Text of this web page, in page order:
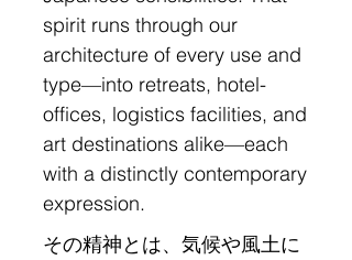
spirit runs through our
architecture of every use and
type—into retreats, hotel-
offices, logistics facilities, and
art destinations alike—each
with a distinctly contemporary
expression.
その精神とは、気候や風土に